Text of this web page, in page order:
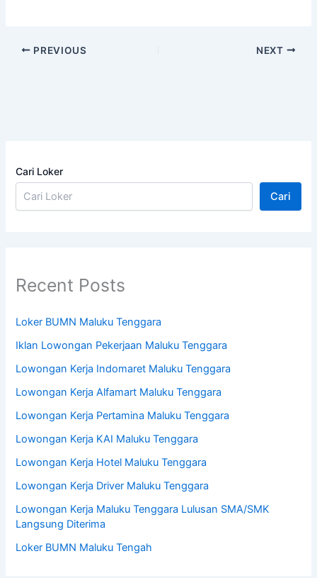
PREVIOUS NEXT
Cari Loker
Cari
Recent Posts
Loker BUMN Maluku Tenggara
Iklan Lowongan Pekerjaan Maluku Tenggara
Lowongan Kerja Indomaret Maluku Tenggara
Lowongan Kerja Alfamart Maluku Tenggara
Lowongan Kerja Pertamina Maluku Tenggara
Lowongan Kerja KAI Maluku Tenggara
Lowongan Kerja Hotel Maluku Tenggara
Lowongan Kerja Driver Maluku Tenggara
Lowongan Kerja Maluku Tenggara Lulusan SMA/SMK
Langsung Diterima
Loker BUMN Maluku Tengah